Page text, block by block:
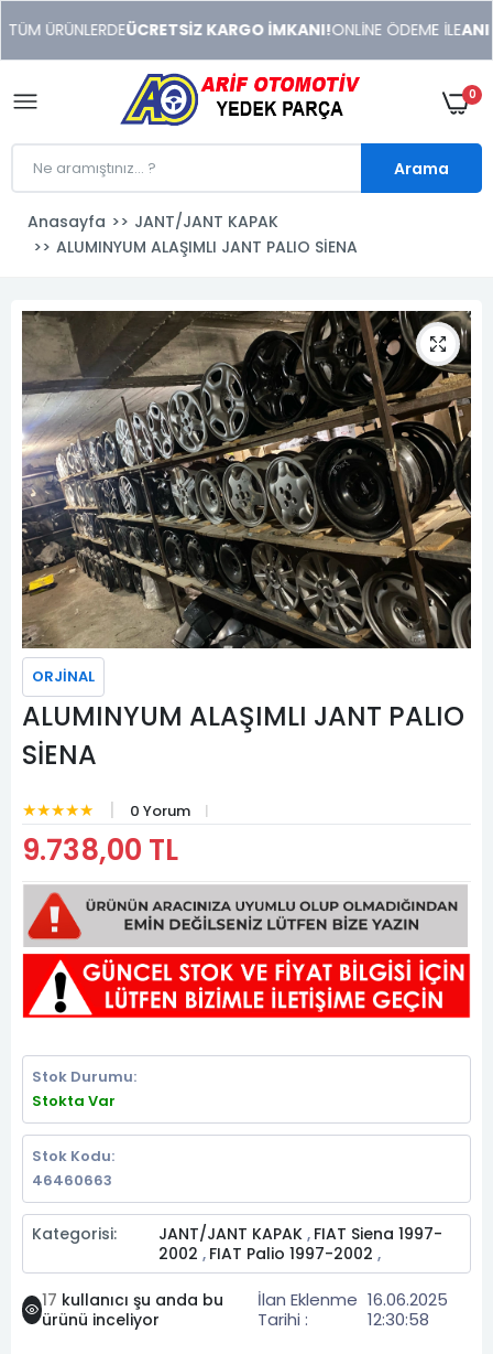
xonusu
veren
sitolar
ÜRÜNLERDEÜCRETSİZ KARGO İMKANI!ONLİNE ÖDEME İLE
0
Arama
Anasayfa
JANT/JANT KAPAK
ALUMINYUM ALAŞIMLI JANT PALIO SİENA
ORJİNAL
ALUMINYUM ALAŞIMLI JANT PALIO
SİENA
★★★★★ 0 Yorum
9.738,00 TL
Stok Durumu:
Stokta Var
Stok Kodu:
46460663
Kategorisi: JANT/JANT KAPAK , FIAT Siena 1997-
2002 , FIAT Palio 1997-2002 ,
17 kullanıcı şu anda bu
ürünü inceliyor
İlan Eklenme
Tarihi :
16.06.2025
12:30:58